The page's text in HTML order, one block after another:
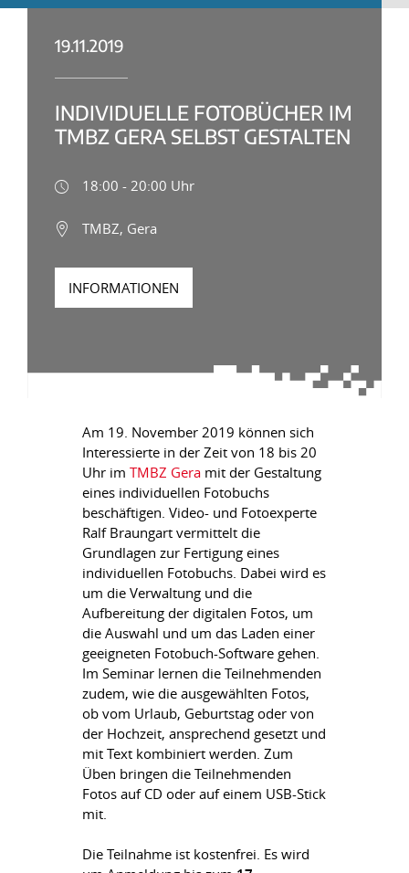
19.11.2019
INDIVIDUELLE FOTOBÜCHER IM
TMBZ GERA SELBST GESTALTEN
18:00 - 20:00 Uhr
TMBZ, Gera
INFORMATIONEN
Am 19. November 2019 können sich
Interessierte in der Zeit von 18 bis 20
Uhr im TMBZ Gera mit der Gestaltung
eines individuellen Fotobuchs
beschäftigen. Video- und Fotoexperte
Ralf Braungart vermittelt die
Grundlagen zur Fertigung eines
individuellen Fotobuchs. Dabei wird es
um die Verwaltung und die
Aufbereitung der digitalen Fotos, um
die Auswahl und um das Laden einer
geeigneten Fotobuch-Software gehen.
Im Seminar lernen die Teilnehmenden
zudem, wie die ausgewählten Fotos,
ob vom Urlaub, Geburtstag oder von
der Hochzeit, ansprechend gesetzt und
mit Text kombiniert werden. Zum
Üben bringen die Teilnehmenden
Fotos auf CD oder auf einem USB-Stick
mit.
Die Teilnahme ist kostenfrei. Es wird